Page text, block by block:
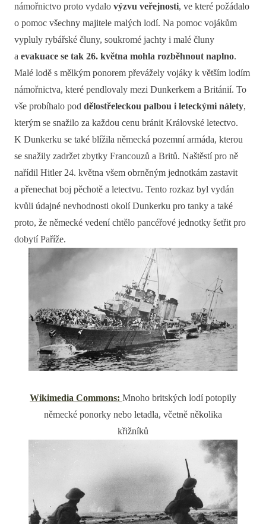
námořnictvo proto vydalo výzvu veřejnosti, ve které požádalo
o pomoc všechny majitele malých lodí. Na pomoc vojákům
vypluly rybářské čluny, soukromé jachty i malé čluny
a evakuace se tak 26. května mohla rozběhnout naplno.
Malé lodě s mělkým ponorem převážely vojáky k větším lodím
námořnictva, které pendlovaly mezi Dunkerkem a Británií. To
vše probíhalo pod dělostřeleckou palbou i leteckými nálety,
kterým se snažilo za každou cenu bránit Královské letectvo.
K Dunkerku se také blížila německá pozemní armáda, kterou
se snažily zadržet zbytky Francouzů a Britů. Naštěstí pro ně
nařídil Hitler 24. května všem obrněným jednotkám zastavit
a přenechat boj pěchotě a letectvu. Tento rozkaz byl vydán
kvůli údajné nevhodnosti okolí Dunkerku pro tanky a také
proto, že německé vedení chtělo pancéřové jednotky šetřit pro
dobytí Paříže.
Wikimedia Commons: Mnoho britských lodí potopily
německé ponorky nebo letadla, včetně několika
křižníků